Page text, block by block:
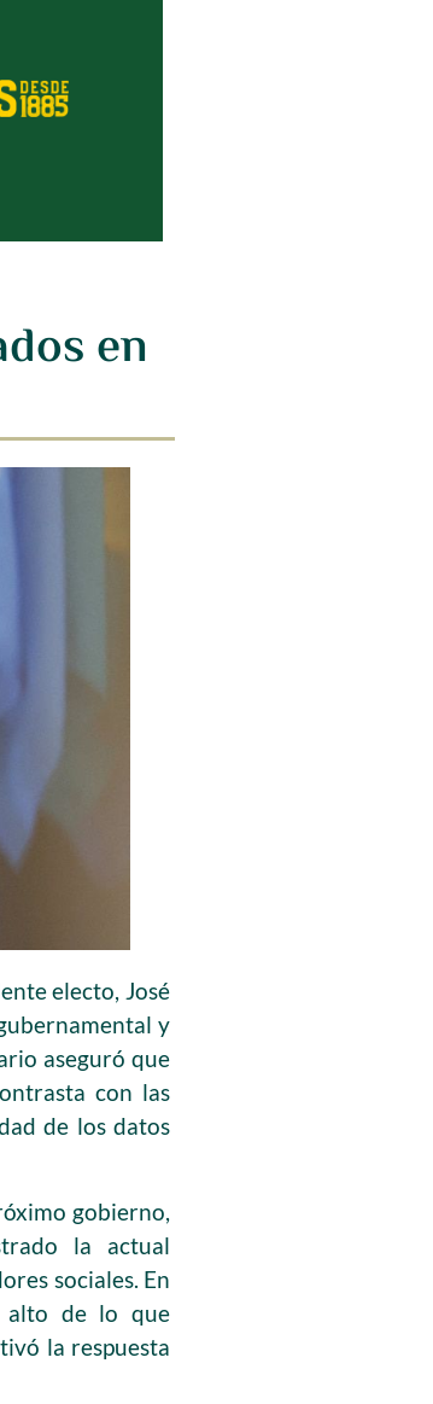
en
electo, José
y
aseguró que
con las
de los datos
gobierno,
la actual
sociales. En
alto de lo que
la respuesta